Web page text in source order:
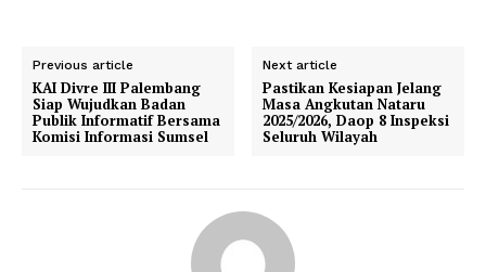
Previous article
KAI Divre III Palembang
Siap Wujudkan Badan
Publik Informatif Bersama
Komisi Informasi Sumsel
Next article
Pastikan Kesiapan Jelang
Masa Angkutan Nataru
2025/2026, Daop 8 Inspeksi
Seluruh Wilayah